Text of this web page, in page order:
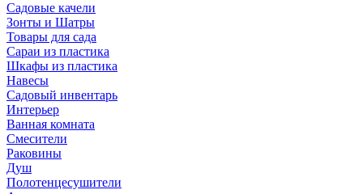
Садовые качели
Зонты и Шатры
Товары для сада
Сараи из пластика
Шкафы из пластика
Навесы
Садовый инвентарь
Интерьер
Ванная комната
Смесители
Раковины
Душ
Полотенцесушители